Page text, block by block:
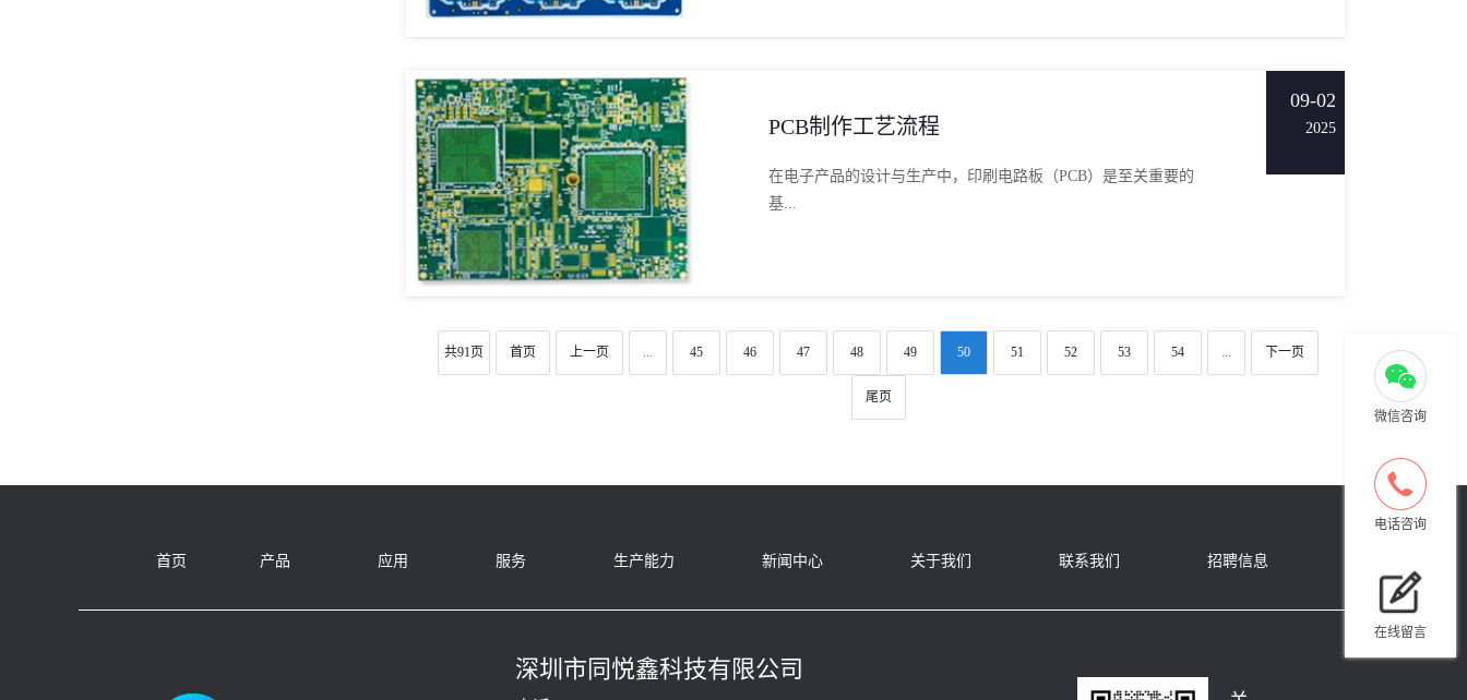
PCB制作工艺流程
在电子产品的设计与生产中，印刷电路板（PCB）是至关重要的
基...
09-02
2025
共91页 首页 上一页 ... 45 46 47 48 49 50 51 52 53 54 ... 下一页
尾页
首页 产品 应用 服务 生产能力 新闻中心 关于我们 联系我们 招聘信息
深圳市同悦鑫科技有限公司
微信咨询
电话咨询
在线留言